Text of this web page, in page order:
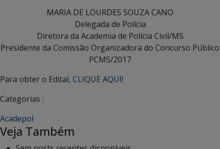
MARIA DE LOURDES SOUZA CANO
Delegada de Polícia
Diretora da Academia de Polícia Civil/MS
Presidente da Comissão Organizadora do Concurso Público
PCMS/2017
Para obter o Edital, CLIQUE AQUI!
Categorias :
Acadepol
Veja Também